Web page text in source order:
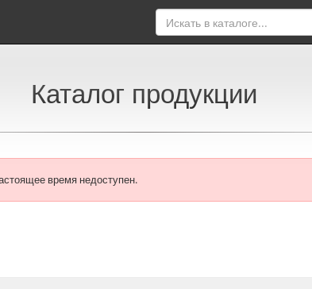
Каталог продукции
время недоступен.